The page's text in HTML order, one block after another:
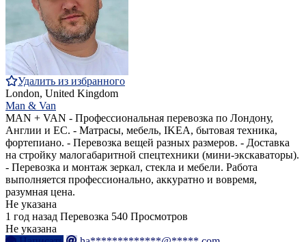
Удалить из избранного
London, United Kingdom
Man & Van
MAN + VAN - Профессиональная перевозка по Лондону,
Англии и ЕС. - Матрасы, мебель, IKEA, бытовая техника,
фортепиано. - Перевозка вещей разных размеров. - Доставка
на стройку малогабаритной спецтехники (мини-экскаваторы).
- Перевозка и монтаж зеркал, стекла и мебели. Работа
выполняется профессионально, аккуратно и вовремя,
разумная цена.
Не указана
1 год назад Перевозка 540 Просмотров
Не указана